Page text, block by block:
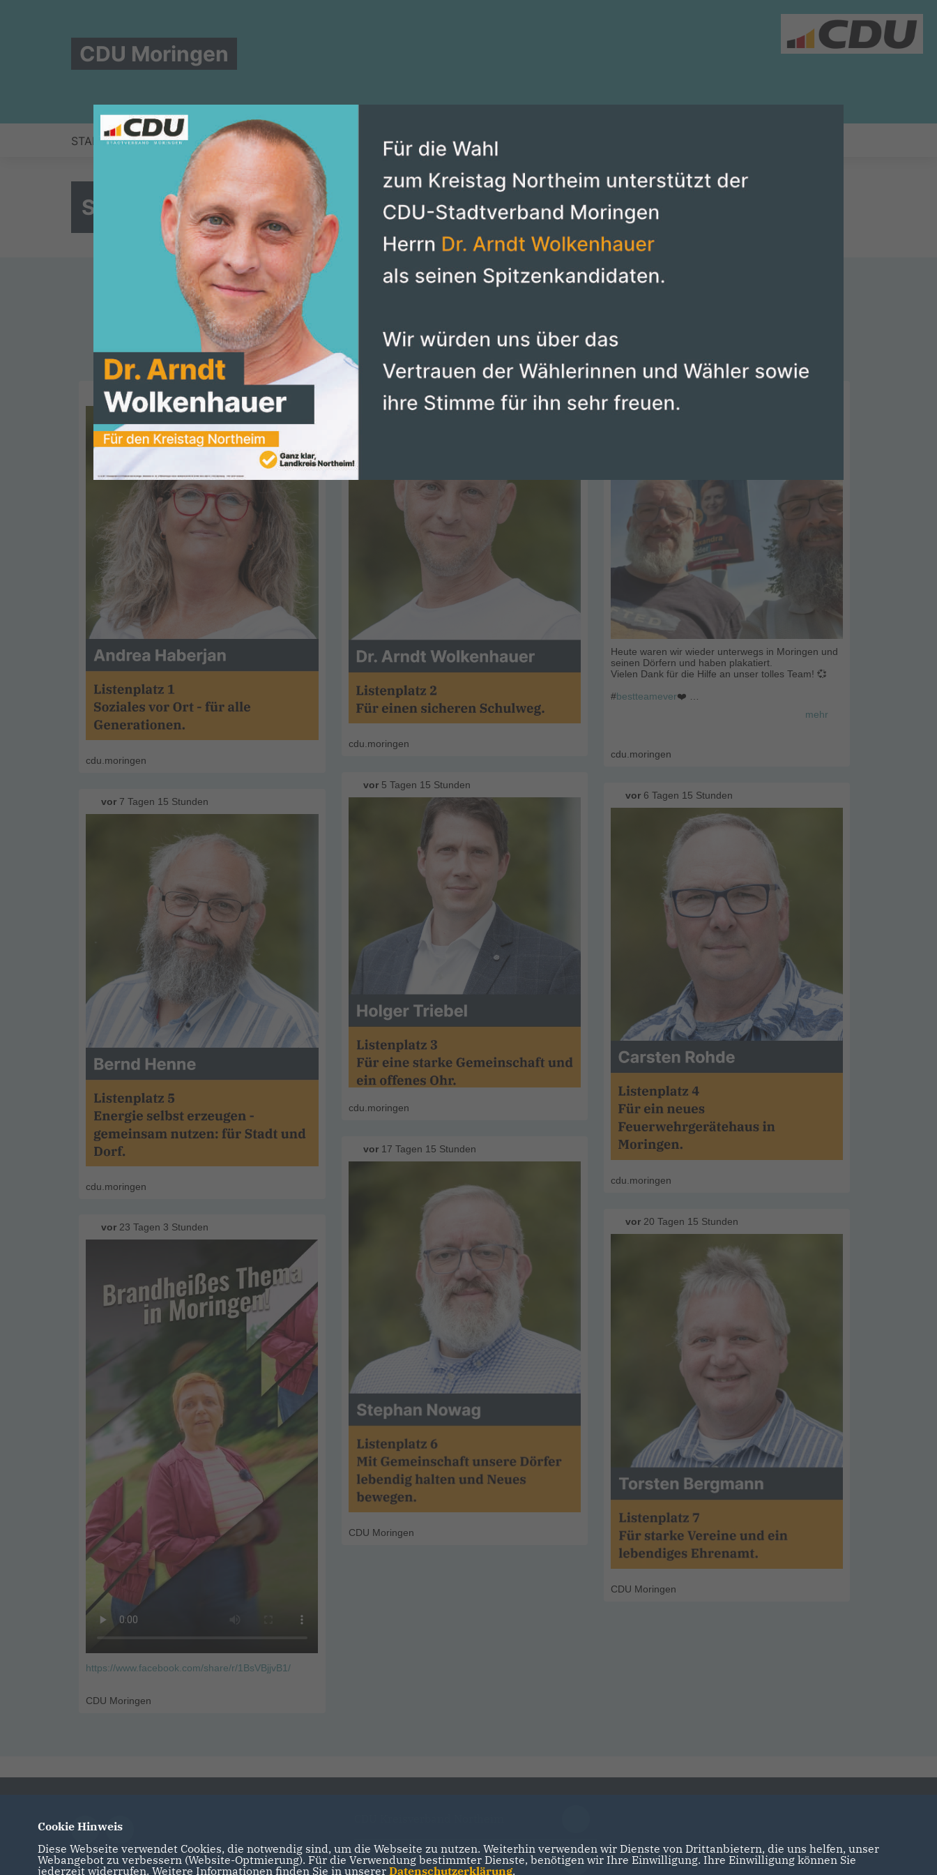
CDU Moringen
START KOMMUNALWAHL 2026 STADTRAT AKTUELLES VORSTAND
Social Media News
Alle
vor3 Tagen 15 Stunden
cdu.moringen
4 Tagen 15 Stunden
cdu.moringen
Heute waren wir wieder unterwegs in Moringen und
seinen Dörfern und haben plakatiert.
Vielen Dank für die Hilfe an unser tolles Team! 💞
#bestteamever❤️
mehr
cdu.moringen
vor 5 Tagen 15 Stunden
cdu.moringen
vor 6 Tagen 15 Stunden
cdu.moringen
vor7 Tagen 15 Stunden
cdu.moringen
vor 17 Tagen 15 Stunden
CDU Moringen
vor 20 Tagen 15 Stunden
CDU Moringen
vor23 Tagen 3 Stunden
https://www.facebook.com/share/r/1BsVBjjvB1/
CDU Moringen
CDU in Niedersachsen
Cookie Hinweis
Diese Webseite verwendet Cookies, die notwendig sind, um die Webseite zu nutzen. Weiterhin verwenden wir Dienste von Drittanbietern, die uns helfen, unser
Webangebot zu verbessern (Website-Optmierung). Für die Verwendung bestimmter Dienste, benötigen wir Ihre Einwilligung. Ihre Einwilligung können Sie
jederzeit widerrufen. Weitere Informationen finden Sie in unserer Datenschutzerklärung.